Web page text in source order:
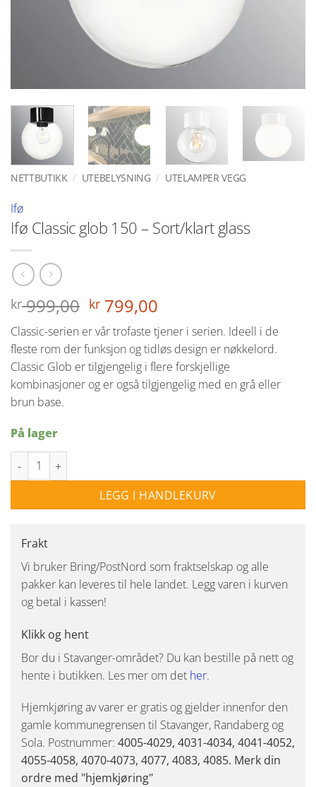
NETTBUTIKK / UTEBELYSNING / UTELAMPER VEGG
Ifø
Ifø Classic glob 150 – Sort/klart glass
kr999,00 Opprinnelig
pris
var:
kr 999,00.
kr 799,00
pris
er:
kr 799,00.
Classic-serien er vår trofaste tjener i serien. Ideell i de
fleste rom der funksjon og tidløs design er nøkkelord.
Classic Glob er tilgjengelig i flere forskjellige
kombinasjoner og er også tilgjengelig med en grå eller
brun base.
På lager
Ifø Classic glob 150 - Sort/klart glass antall
LEGG I HANDLEKURV
Frakt
Vi bruker Bring/PostNord som fraktselskap og alle
pakker kan leveres til hele landet. Legg varen i kurven
og betal i kassen!
Klikk og hent
Bor du i Stavanger-området? Du kan bestille på nett og
hente i butikken. Les mer om det her.
Hjemkjøring av varer er gratis og gjelder innenfor den
gamle kommunegrensen til Stavanger, Randaberg og
Sola. Postnummer: 4005-4029, 4031-4034, 4041-4052,
4055-4058, 4070-4073, 4077, 4083, 4085. Merk din
ordre med "hjemkjøring"